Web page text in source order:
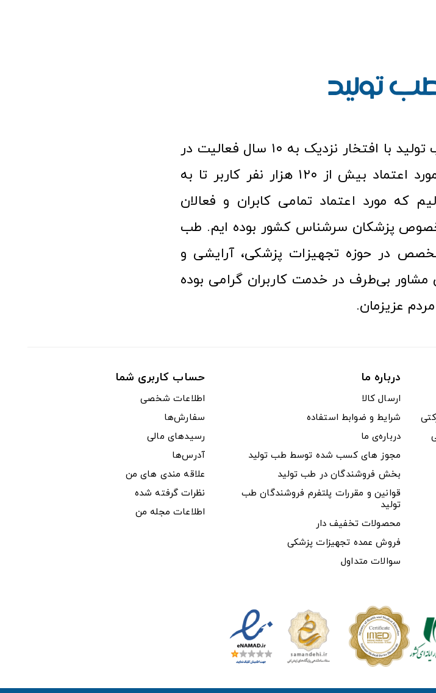
فروشگاه آنلاین تجهیزات پزشکی طب تولید با افتخار نزدیک به ۱۰ سال فعالیت در
عرصه کالا و لوازم پزشکی توانسته مورد اعتماد بیش از ۱۲۰ هزار نفر کاربر تا به
که مورد اعتماد تمامی کابران و فعالان
پزشکان سرشناس کشور بوده ایم. طب
در حوزه تجهیزات پزشکی، آرایشی و
بی‌طرف در خدمت کاربران گرامی بوده
عزیزمان.
درباره ما
ارسال کالا
شرایط و ضوابط استفاده
درباره‌ی ما
مجوز های کسب شده توسط طب تولید
بخش فروشندگان در طب تولید
قوانین و مقررات پلتفرم فروشندگان طب
تولید
محصولات تخفیف دار
فروش عمده تجهیزات پزشکی
سوالات متداول
حساب کاربری شما
اطلاعات شخصی
سفارش‌ها
رسیدهای مالی
آدرس‌ها
علاقه مندی های من
نظرات گرفته شده
اطلاعات مجله من